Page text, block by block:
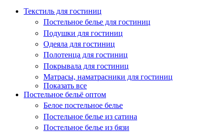
Текстиль для гостиниц
Постельное белье для гостиниц
Подушки для гостиниц
Одеяла для гостиниц
Полотенца для гостиниц
Покрывала для гостиниц
Матрасы, наматрасники для гостиниц
Показать все
Постельное бельё оптом
Белое постельное белье
Постельное белье из сатина
Постельное белье из бязи